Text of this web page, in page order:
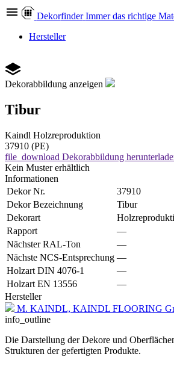
Dekorfinder Immer das richtige
Hersteller
Dekorabbildung anzeigen
Tibur
Kaindl Holzreproduktion
37910 (PE)
file_download Dekorabbildung
Kein Muster erhältlich
Informationen
Dekor Nr.
37910
Dekor Bezeichnung
Tibur
Dekorart
Rapport
—
Nächster RAL-Ton
—
Nächste NCS-Entsprechung —
Holzart DIN 4076-1
—
Holzart EN 13556
—
Hersteller
M. KAINDL, KAINDL FLOORING
info_outline
Die Darstellung der Dekore und
Strukturen der gefertigten Produkte.